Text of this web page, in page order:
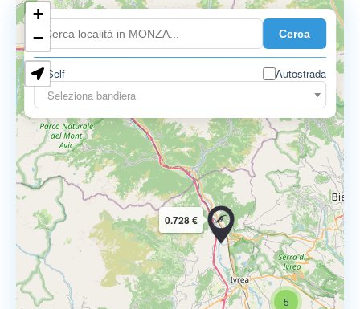
Cerca
Self
Autostrada
Seleziona bandiera
5
0.728 €
+
−